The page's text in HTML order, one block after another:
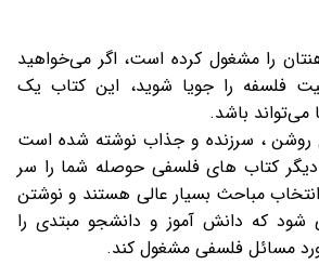
گفت
و
گوی
عقلانی
quantity
را مشغول کرده است، اگر می‌خواهید
فلسفه را جویا شوید، این کتاب یک
می‌تواند باشد.
روشن ، سرزنده و جذاب نوشته شده است
کتاب های فلسفی حوصله شما را سر
مباحث بسیار عالی هستند و نوشتن
شود که دانش آموز و دانشجو مبتدی را
مسائل فلسفی مشغول کند.